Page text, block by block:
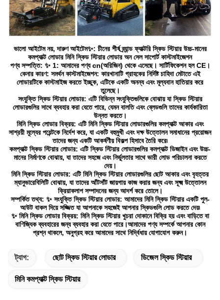
ভালো আইটেম নয়, দারুণ আইটেম✨: চীনের শীর্ষ ব্র্যান্ড ফ্যাক্টরি স্কিড স্টিয়ার উচ্চ-মানের
কমপ্যাক্ট লোডার মিনি স্কিড স্টিয়ার লোডার অন সেল সাপোর্ট কাস্টমাইজেশন
পণ্য সম্পত্তি: ✨ 1: আমাদের পণ্য cn(অরিজিন) থেকে এসেছে। সার্টিফিকেশন হল CE।
কেনার কারণ: সমর্থন কাস্টমাইজেশন: কারখানাটি গ্রাহকের নির্দিষ্ট চাহিদা মেটাতে এই
লোডারটিকে কাস্টমাইজ করতে ইচ্ছুক, এটিকে একটি অনন্য এবং মূল্যবান হাতিয়ার করে
তুলেছে।
সংযুক্তি স্কিড স্টিয়ার লোডার: এটি বিভিন্ন সংযুক্তিগুলিকে বোঝায় যা স্কিড স্টিয়ার
লোডারগুলির সাথে ব্যবহার করা যেতে পারে, যেমন বালতি এবং ব্লেডগুলি তাদের কার্যকারিতা
উন্নত করতে।
মিনি স্কিড লোডার বিক্রয়: এটি মিনি স্কিড স্টিয়ার লোডারগুলির কমপ্যাক্ট আকার এবং
সাশ্রয়ী মূল্যের পয়েন্টকে নির্দেশ করে, যা একটি বহুমুখী এবং দক্ষ উত্তোলন সমাধানের প্রয়োজন
তাদের জন্য একটি আকর্ষণীয় বিকল্প হিসাবে তৈরি করে৷
কমপ্যাক্ট স্কিড স্টিয়ার লোডার: এটি স্কিড স্টিয়ার লোডারগুলির কমপ্যাক্ট ডিজাইন এবং উচ্চ-
মানের নির্মাণকে বোঝায়, যা তাদের সহজে এবং নির্ভুলতার সাথে ভারী লোড পরিচালনা করতে
দেয়।
মিনি স্কিড স্টিয়ার লোডার: এটি মিনি স্কিড স্টিয়ার লোডারগুলির ছোট আকার এবং বৃহত্তর
ম্যানুভারেবিলিটি বোঝায়, যা তাদের আঁটসাঁট জায়গায় কাজ করার জন্য এবং সূক্ষ্ম উত্তোলন
ক্রিয়াকলাপ সম্পাদনের জন্য আদর্শ করে তোলে।
সম্পর্কিত তথ্য: ✨ সংযুক্তি স্কিড স্টিয়ার লোডার: আমাদের মিনি স্কিড স্টিয়ার একটি পুল-
আউট বাকল দিয়ে সজ্জিত যা আপনাকে সহজেই আপনার স্কিডগুলি লোড করতে দেয়৷
✨ মিনি স্কিড লোডার বিক্রয়: মিনি স্কিড স্টিয়ার খুচরা দোকানে বিক্রি হয় এবং বাড়িতে বা
বাণিজ্যিক ব্যবহারের জন্য ব্যবহার করা যেতে পারে।আমাদের পণ্য সম্পর্কে আপনার কোন
প্রশ্ন থাকলে, অনুগ্রহ করে আমাদের সাথে নির্দ্বিধায় যোগাযোগ করুন।
ট্যাগ: ছোট স্কিড স্টিয়ার লোডার ডিজেল স্কিড স্টিয়ার
মিনি কমপ্যাক্ট স্কিড স্টিয়ার